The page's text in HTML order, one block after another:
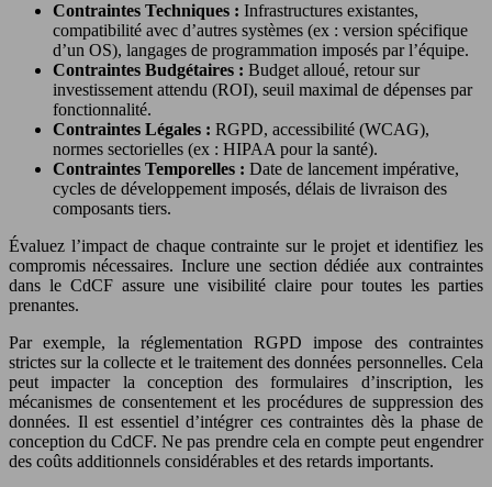
Contraintes Techniques : Infrastructures existantes,
compatibilité avec d’autres systèmes (ex : version spécifique
d’un OS), langages de programmation imposés par l’équipe.
Contraintes Budgétaires : Budget alloué, retour sur
investissement attendu (ROI), seuil maximal de dépenses par
fonctionnalité.
Contraintes Légales : RGPD, accessibilité (WCAG),
normes sectorielles (ex : HIPAA pour la santé).
Contraintes Temporelles : Date de lancement impérative,
cycles de développement imposés, délais de livraison des
composants tiers.
Évaluez l’impact de chaque contrainte sur le projet et identifiez les
compromis nécessaires. Inclure une section dédiée aux contraintes
dans le CdCF assure une visibilité claire pour toutes les parties
prenantes.
Par exemple, la réglementation RGPD impose des contraintes
strictes sur la collecte et le traitement des données personnelles. Cela
peut impacter la conception des formulaires d’inscription, les
mécanismes de consentement et les procédures de suppression des
données. Il est essentiel d’intégrer ces contraintes dès la phase de
conception du CdCF. Ne pas prendre cela en compte peut engendrer
des coûts additionnels considérables et des retards importants.